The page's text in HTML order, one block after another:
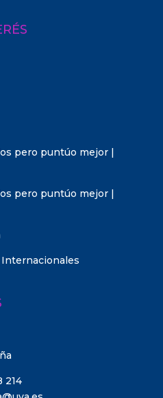
pero puntúo mejor |
pero puntúo mejor |
214